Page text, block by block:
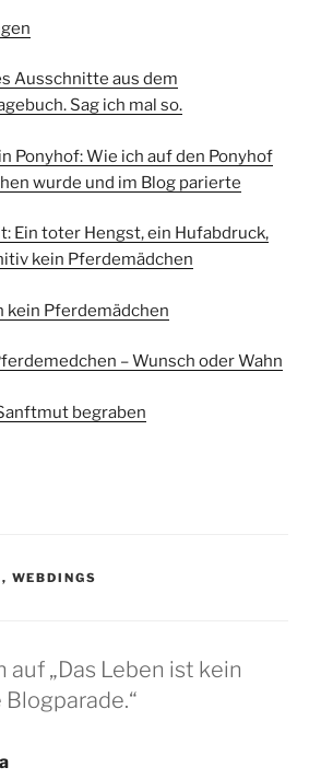
Ausschnitte aus dem
Sag ich mal so.
Ponyhof: Wie ich auf den Ponyhof
wurde und im Blog parierte
Ein toter Hengst, ein Hufabdruck,
kein Pferdemädchen
kein Pferdemädchen
– Wunsch oder Wahn
begraben
, WEBDINGS
„Das Leben ist kein
Blogparade.“